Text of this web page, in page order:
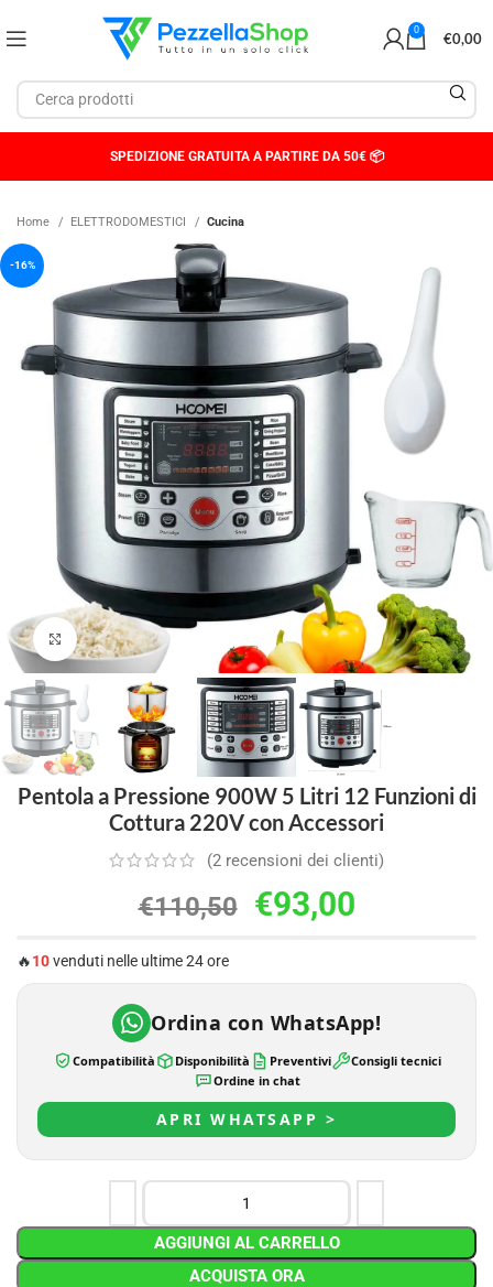
0 €0,00
SPEDIZIONE GRATUITA A PARTIRE DA 50€ 📦
Home ELETTRODOMESTICI Cucina
-16%
Clicca per ingrandire
Pentola a Pressione 900W 5 Litri 12 Funzioni di
Cottura 220V con Accessori
(2 recensioni dei clienti)
€110,50 €93,00
🔥10venduti nelle ultime 24 ore
Ordina con WhatsApp!
Compatibilità Disponibilità Preventivi
Consigli tecnici
Ordine in chat
APRI WHATSAPP >
AGGIUNGI AL CARRELLO
ACQUISTA ORA